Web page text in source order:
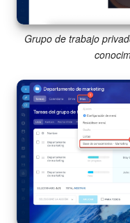
Preguntas
Actualización
Grupo de trabajo